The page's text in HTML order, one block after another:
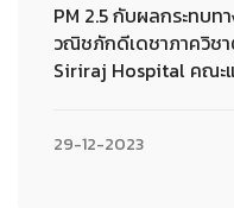
PM 2.5 กับผลกระทบ
วณิชภักดีเดชาภาควิช
Siriraj Hospital คณะ
29-12-2023